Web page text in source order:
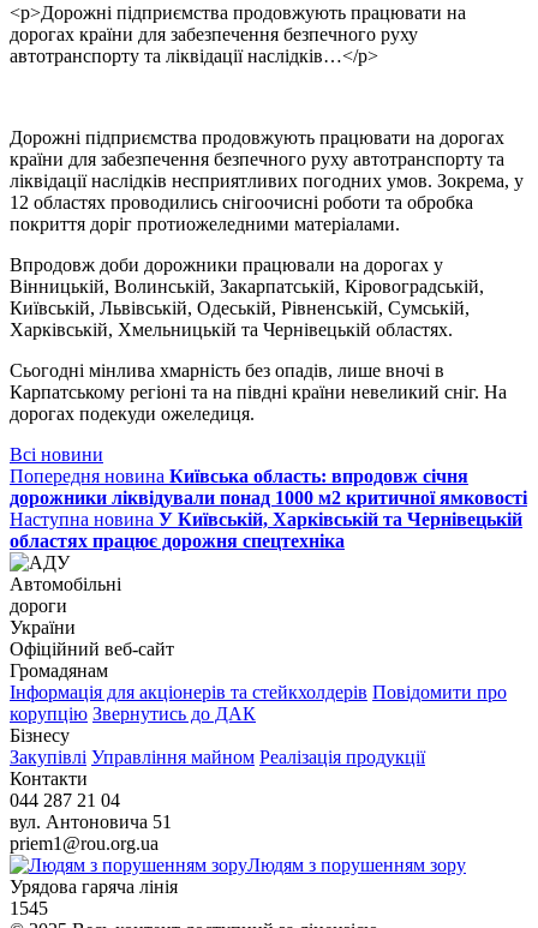
<p>Дорожні підприємства продовжують працювати на
дорогах країни для забезпечення безпечного руху
автотранспорту та ліквідації наслідків…</p>
Дорожні підприємства продовжують працювати на дорогах
країни для забезпечення безпечного руху автотранспорту та
ліквідації наслідків несприятливих погодних умов. Зокрема, у
12 областях проводились снігоочисні роботи та обробка
покриття доріг протиожеледними матеріалами.
Впродовж доби дорожники працювали на дорогах у
Вінницькій, Волинській, Закарпатській, Кіровоградській,
Київській, Львівській, Одеській, Рівненській, Сумській,
Харківській, Хмельницькій та Чернівецькій областях.
Сьогодні мінлива хмарність без опадів, лише вночі в
Карпатському регіоні та на півдні країни невеликий сніг. На
дорогах подекуди ожеледиця.
Всі новини
Попередня новина Київська область: впродовж січня
дорожники ліквідували понад 1000 м2 критичної ямковості
Наступна новина У Київській, Харківській та Чернівецькій
областях працює дорожня спецтехніка
Автомобільні
дороги
України
Офіційний веб‑сайт
Громадянам
Інформація для акціонерів та стейкхолдерів Повідомити про
корупцію Звернутись до ДАК
Бізнесу
Закупівлі Управління майном Реалізація продукції
Контакти
044 287 21 04
вул. Антоновича 51
priem1@rou.org.ua
Людям з порушенням зору
Урядова гаряча лінія
1545